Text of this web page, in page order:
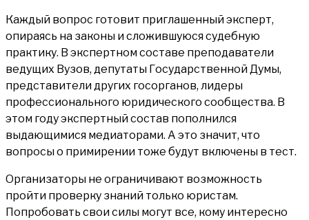
Каждый вопрос готовит приглашенный эксперт,
опираясь на законы и сложившуюся судебную
практику. В экспертном составе преподаватели
ведущих Вузов, депутаты Государственной Думы,
представители других госорганов, лидеры
профессионального юридического сообщества. В
этом году экспертный состав пополнился
выдающимися медиаторами. А это значит, что
вопросы о примирении тоже будут включены в тест.
Организаторы не ограничивают возможность
пройти проверку знаний только юристам.
Попробовать свои силы могут все, кому интересно